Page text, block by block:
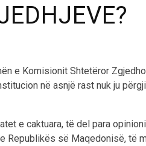
e Komisionit Shtetëror
në asnjë rast nuk ju
e caktuara, të del para
Republikës së Maqedonisë, të